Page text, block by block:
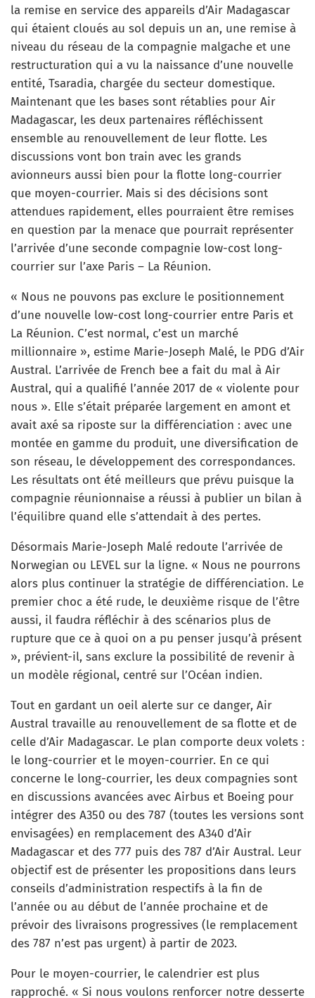
la remise en service des appareils d’Air Madagascar
qui étaient cloués au sol depuis un an, une remise à
niveau du réseau de la compagnie malgache et une
restructuration qui a vu la naissance d’une nouvelle
entité, Tsaradia, chargée du secteur domestique.
Maintenant que les bases sont rétablies pour Air
Madagascar, les deux partenaires réfléchissent
ensemble au renouvellement de leur flotte. Les
discussions vont bon train avec les grands
avionneurs aussi bien pour la flotte long-courrier
que moyen-courrier. Mais si des décisions sont
attendues rapidement, elles pourraient être remises
en question par la menace que pourrait représenter
l’arrivée d’une seconde compagnie low-cost long-
courrier sur l’axe Paris – La Réunion.
« Nous ne pouvons pas exclure le positionnement
d’une nouvelle low-cost long-courrier entre Paris et
La Réunion. C’est normal, c’est un marché
millionnaire », estime Marie-Joseph Malé, le PDG d’Air
Austral. L’arrivée de French bee a fait du mal à Air
Austral, qui a qualifié l’année 2017 de « violente pour
nous ». Elle s’était préparée largement en amont et
avait axé sa riposte sur la différenciation : avec une
montée en gamme du produit, une diversification de
son réseau, le développement des correspondances.
Les résultats ont été meilleurs que prévu puisque la
compagnie réunionnaise a réussi à publier un bilan à
l’équilibre quand elle s’attendait à des pertes.
Désormais Marie-Joseph Malé redoute l’arrivée de
Norwegian ou LEVEL sur la ligne. « Nous ne pourrons
alors plus continuer la stratégie de différenciation. Le
premier choc a été rude, le deuxième risque de l’être
aussi, il faudra réfléchir à des scénarios plus de
rupture que ce à quoi on a pu penser jusqu’à présent
», prévient-il, sans exclure la possibilité de revenir à
un modèle régional, centré sur l’Océan indien.
Tout en gardant un oeil alerte sur ce danger, Air
Austral travaille au renouvellement de sa flotte et de
celle d’Air Madagascar. Le plan comporte deux volets :
le long-courrier et le moyen-courrier. En ce qui
concerne le long-courrier, les deux compagnies sont
en discussions avancées avec Airbus et Boeing pour
intégrer des A350 ou des 787 (toutes les versions sont
envisagées) en remplacement des A340 d’Air
Madagascar et des 777 puis des 787 d’Air Austral. Leur
objectif est de présenter les propositions dans leurs
conseils d’administration respectifs à la fin de
l’année ou au début de l’année prochaine et de
prévoir des livraisons progressives (le remplacement
des 787 n’est pas urgent) à partir de 2023.
Pour le moyen-courrier, le calendrier est plus
rapproché. « Si nous voulons renforcer notre desserte